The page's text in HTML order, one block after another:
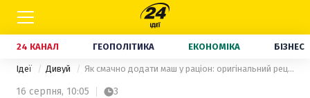
24 КАНАЛ ГЕОПОЛІТИКА ЕКОНОМІКА БІЗНЕС
Ідеї Дивуй Як смачно додати маш у раціон: оригінальний рецепт салату для спекотного сезону
16 серпня, 10:05 3